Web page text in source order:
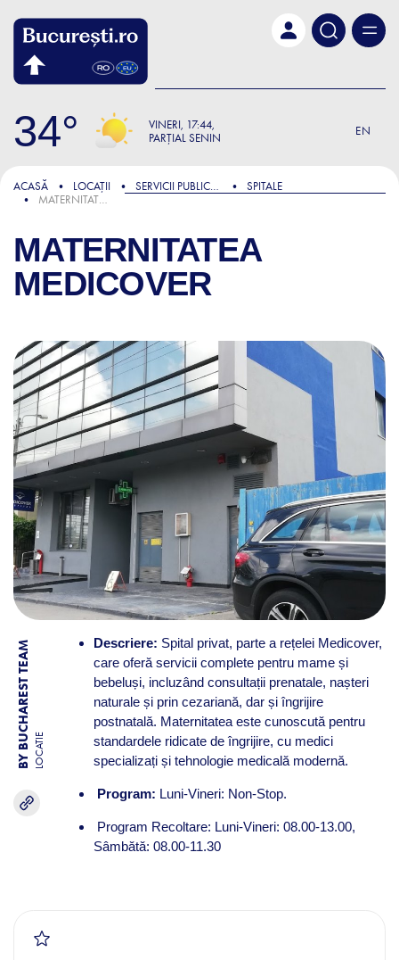
34 VINERI 17:44
PARȚIAL SENIN
EN
ACASĂ LOCAȚII SERVICII PUBLICE ȘI ADMINISTRATIVE
SPITALE
MATERNITATEA MEDICOVER
MATERNITATEA
MEDICOVER
BY BUCHAREST TEAM LOCATIE
Descriere: Spital privat, parte a rețelei Medicover,
care oferă servicii complete pentru mame și
bebeluși, incluzând consultații prenatale, nașteri
naturale și prin cezariană, dar și îngrijire
postnatală. Maternitatea este cunoscută pentru
standardele ridicate de îngrijire, cu medici
specializați și tehnologie medicală modernă.
Program: Luni-Vineri: Non-Stop.
Program Recoltare: Luni-Vineri: 08.00-13.00,
Sâmbătă: 08.00-11.30